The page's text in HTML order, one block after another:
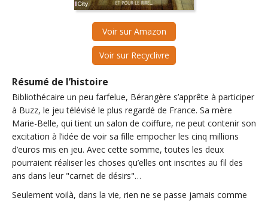
Voir sur Amazon
Voir sur Recyclivre
Résumé de l’histoire
Bibliothécaire un peu farfelue, Bérangère s’apprête à participer
à Buzz, le jeu télévisé le plus regardé de France. Sa mère
Marie-Belle, qui tient un salon de coiffure, ne peut contenir son
excitation à l’idée de voir sa fille empocher les cinq millions
d’euros mis en jeu. Avec cette somme, toutes les deux
pourraient réaliser les choses qu’elles ont inscrites au fil des
ans dans leur "carnet de désirs"…
Seulement voilà, dans la vie, rien ne se passe jamais comme